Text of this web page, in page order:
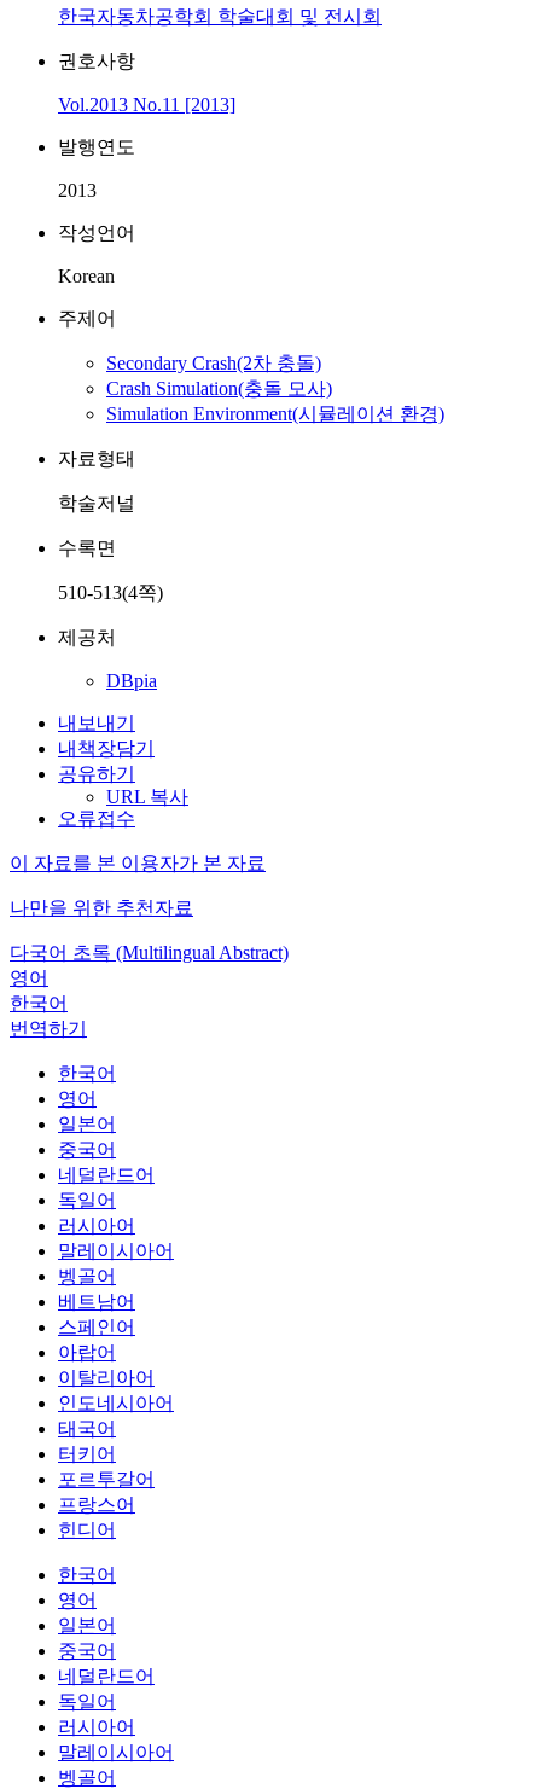
한국자동차공학회 학술대회 및 전시회
권호사항
Vol.2013 No.11 [2013]
발행연도
2013
작성언어
Korean
주제어
Secondary Crash(2차 충돌)
Crash Simulation(충돌 모사)
Simulation Environment(시뮬레이션 환경)
자료형태
학술저널
수록면
510-513(4쪽)
제공처
DBpia
내보내기
내책장담기
공유하기
URL 복사
오류접수
이 자료를 본 이용자가 본 자료
나만을 위한 추천자료
다국어 초록 (Multilingual Abstract)
영어
한국어
번역하기
한국어
영어
일본어
중국어
네덜란드어
독일어
러시아어
말레이시아어
벵골어
베트남어
스페인어
아랍어
이탈리아어
인도네시아어
태국어
터키어
포르투갈어
프랑스어
힌디어
한국어
영어
일본어
중국어
네덜란드어
독일어
러시아어
말레이시아어
벵골어